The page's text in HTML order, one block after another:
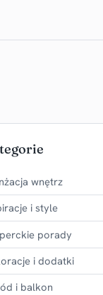
wnętrz
i style
porady
i dodatki
i balkon